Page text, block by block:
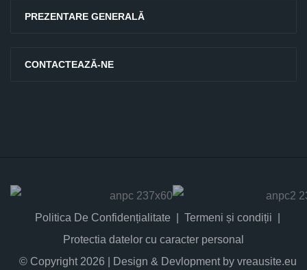
PREZENTARE GENERALĂ
CONTACTEAZĂ-NE
Politica De Confidențialitate
Termeni și condiții
Protectia datelor cu caracter personal
© Copyright 2026 | Design & Devlopment by vreausite.eu